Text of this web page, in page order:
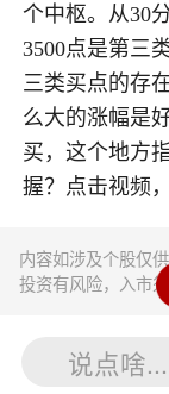
个中枢。从30
3500点是第三
三类买点的存
么大的涨幅是
买，这个地方
握？点击视频
内容如涉及个股仅
投资有风险，入市
说点啥...